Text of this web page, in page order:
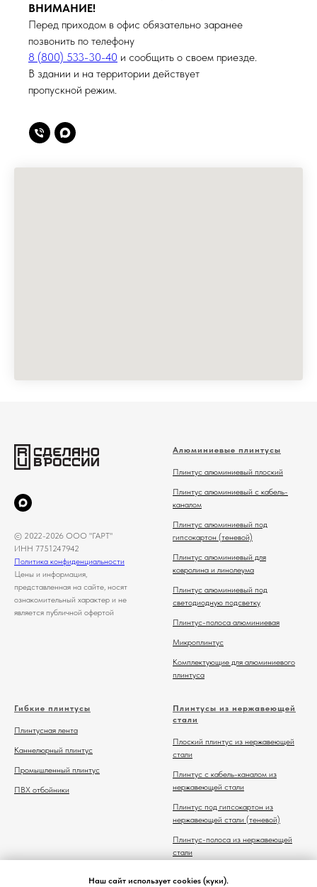
Наш сайт использует cookies (куки).
ВНИМАНИЕ!
Перед приходом в офис обязательно заранее
позвонить по телефону
8 (800) 533-30-40 и сообщить о своем приезде.
В здании и на территории действует
пропускной режим.
© 2022-2026 ООО "ГАРТ"
ИНН 7751247942
Политика конфиденциальности
Цены и информация,
представленная на сайте, носят
ознакомительный характер и не
является публичной офертой
Алюминиевые плинтусы
Плинтус алюминиевый плоский
Плинтус алюминиевый с кабель-
каналом
Плинтус алюминиевый под
гипсокартон (теневой)
Плинтус алюминиевый для
ковролина и линолеума
Плинтус алюминиевый под
светодиодную подсветку
Плинтус-полоса алюминиевая
Микроплинтус
Комплектующие для алюминиевого
плинтуса
Гибкие плинтусы
Плинтусная лента
Каннелюрный плинтус
Промышленный плинтус
ПВХ отбойники
Плинтусы из нержавеющей
стали
Плоский плинтус из нержавеющей
стали
Плинтус с кабель-каналом из
нержавеющей стали
Плинтус под гипсокартон из
нержавеющей стали (теневой)
Плинтус-полоса из нержавеющей
стали
нержавеющей стали